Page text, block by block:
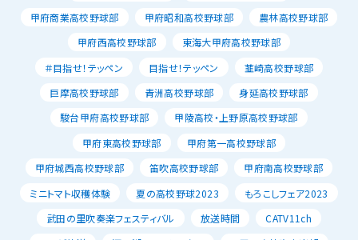
甲府商業高校野球部
甲府昭和高校野球部
農林高校野球部
甲府西高校野球部
東海大甲府高校野球部
＃目指せ！テッペン
目指せ！テッペン
韮崎高校野球部
巨摩高校野球部
青洲高校野球部
身延高校野球部
駿台甲府高校野球部
甲陵高校・上野原高校野球部
甲府東高校野球部
甲府第一高校野球部
甲府城西高校野球部
笛吹高校野球部
甲府南高校野球部
ミニトマト収穫体験
夏の高校野球2023
もろこしフェア2023
武田の里吹奏楽フェスティバル
放送時間
CATV11ch